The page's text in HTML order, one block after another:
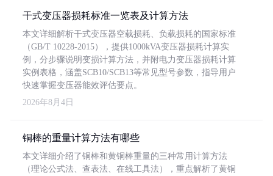
干式变压器损耗标准一览表及计算方法
本文详细解析干式变压器空载损耗、负载损耗的国家标准
（GB/T 10228-2015），提供1000kVA变压器损耗计算实
例，分步骤说明变损计算方法，并附电力变压器损耗计算
实例表格，涵盖SCB10/SCB13等常见型号参数，指导用户
快速掌握变压器能效评估要点。
2026年8月4日
铜棒的重量计算方法有哪些
本文详细介绍了铜棒和黄铜棒重量的三种常用计算方法
（理论公式法、查表法、在线工具法），重点解析了黄铜